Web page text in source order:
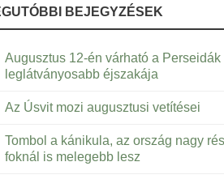
BEJEGYZÉSEK
Augusztus 12-én várható a Perseidák
leglátványosabb éjszakája
Az Úsvit mozi augusztusi vetítései
Tombol a kánikula, az ország nagy
foknál is melegebb lesz